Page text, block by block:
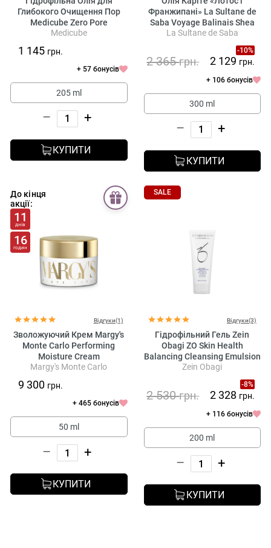
Глибокого Очищення Пор
Medicube Zero Pore
Blackhead Deep Cleansing Oil
Medicube
1 145 грн.
+ 57 бонусів
205 ml
– +
КУПИТИ
Франжипані» La Sultane de
Saba Voyage Balinais Shea
Butter Lotus and Frangipani
La Sultane de Saba
-10%
2 365грн. 2 129 грн.
+ 106 бонусів
300 ml
– +
КУПИТИ
До кінця
акції:
11
днів
16
годин
Відгуки(1)
Зволожуючий Крем Margy's
Monte Carlo Performing
Moisture Cream
Margy's Monte Carlo
9 300 грн.
+ 465 бонусів
50 ml
– +
КУПИТИ
SALE
Відгуки(3)
Гідрофільний Гель Zein
Obagi ZO Skin Health
Balancing Cleansing Emulsion
Zein Obagi
-8%
2 530грн. 2 328 грн.
+ 116 бонусів
200 ml
– +
КУПИТИ